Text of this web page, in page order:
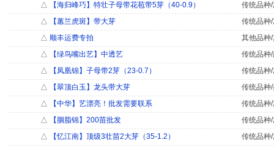
△ 【海归峰巧】特壮子母带花苞带5芽（40-0.9）
传统品种
△ 【蕙兰虎斑】带大芽
传统品种
△ 顺丰运费专拍
其他品种
△ 【绿鸟嘴出艺】中透艺
传统品种
△ 【凤凰锦】子母带2芽（23-0.7）
传统品种
△ 【翠顶白玉】龙头带大芽
传统品种
△ 【中华】艺漂亮！批发需要联系
传统品种
△ 【胭脂锦】200苗批发
传统品种
△ 【忆江南】顶级3壮苗2大芽（35-1.2）
传统品种